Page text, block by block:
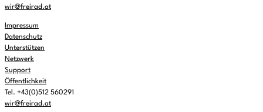
wir@freirad.at
Impressum
Datenschutz
Unterstützen
Netzwerk
Support
Öffentlichkeit
Tel. +43(0)512 560291
wir@freirad.at